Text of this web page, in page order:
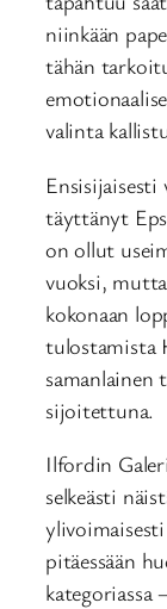
niinkään
tähän
valinta
täyttänyt
on ollut
vuoksi,
kokonaan
tulostamista
sijoitettuna.
Ilfordin
selkeästi
pitäessään